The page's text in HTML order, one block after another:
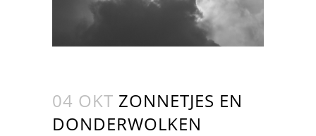
04 OKT ZONNETJES EN
DONDERWOLKEN